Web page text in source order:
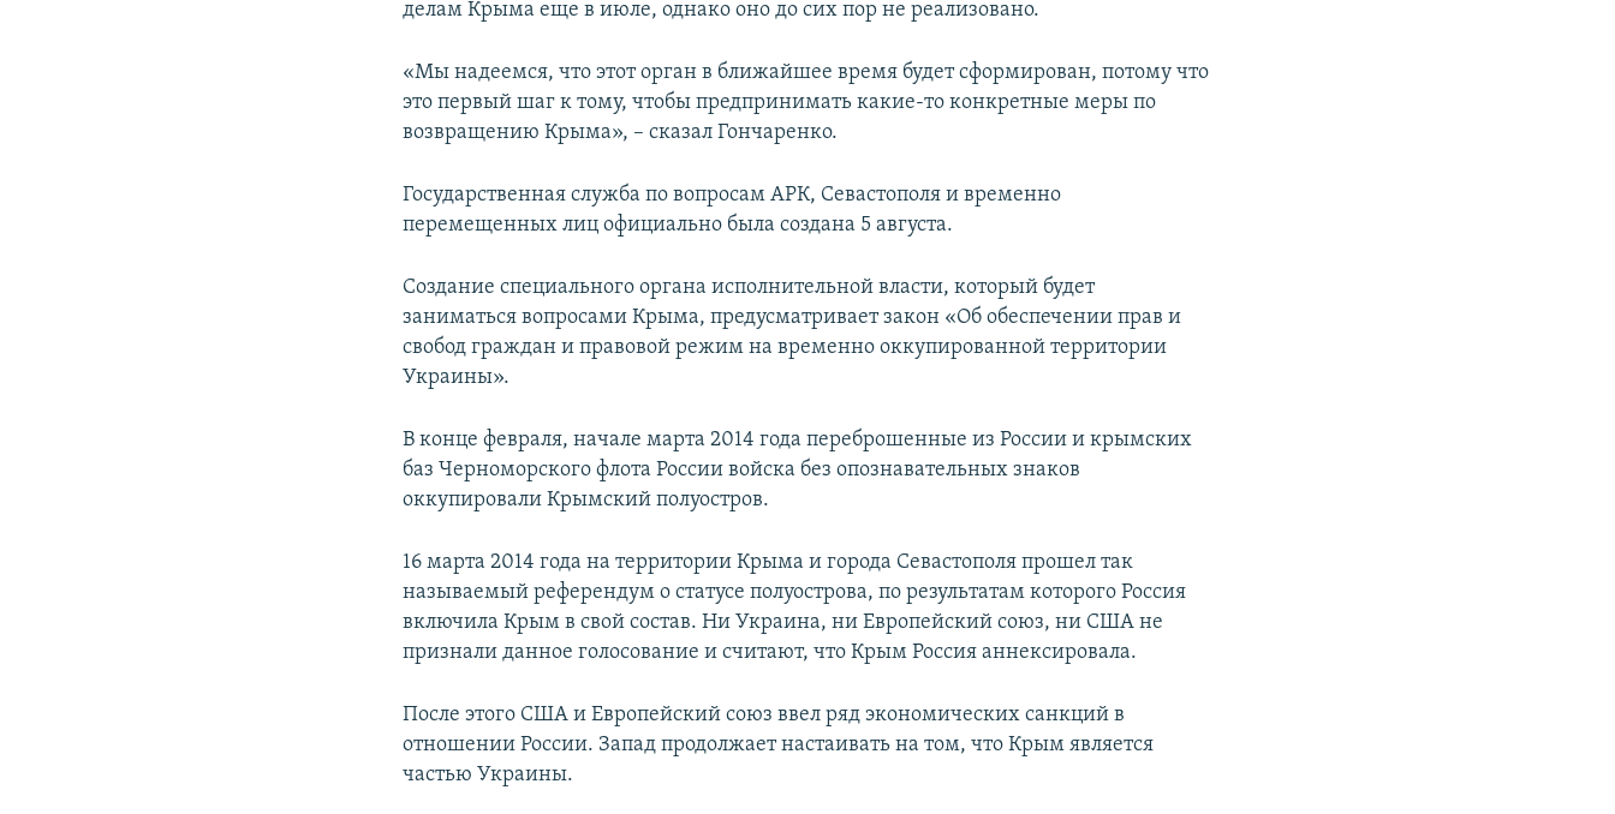
делам Крыма еще в июле, однако оно до сих пор не реализовано.
«Мы надеемся, что этот орган в ближайшее время будет сформирован, потому что
это первый шаг к тому, чтобы предпринимать какие-то конкретные меры по
возвращению Крыма», – сказал Гончаренко.
Государственная служба по вопросам АРК, Севастополя и временно
перемещенных лиц официально была создана 5 августа.
Создание специального органа исполнительной власти, который будет
заниматься вопросами Крыма, предусматривает закон «Об обеспечении прав и
свобод граждан и правовой режим на временно оккупированной территории
Украины».
В конце февраля, начале марта 2014 года переброшенные из России и крымских
баз Черноморского флота России войска без опознавательных знаков
оккупировали Крымский полуостров.
16 марта 2014 года на территории Крыма и города Севастополя прошел так
называемый референдум о статусе полуострова, по результатам которого Россия
включила Крым в свой состав. Ни Украина, ни Европейский союз, ни США не
признали данное голосование и считают, что Крым Россия аннексировала.
После этого США и Европейский союз ввел ряд экономических санкций в
отношении России. Запад продолжает настаивать на том, что Крым является
частью Украины.